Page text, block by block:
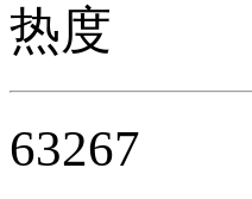
热度
63267